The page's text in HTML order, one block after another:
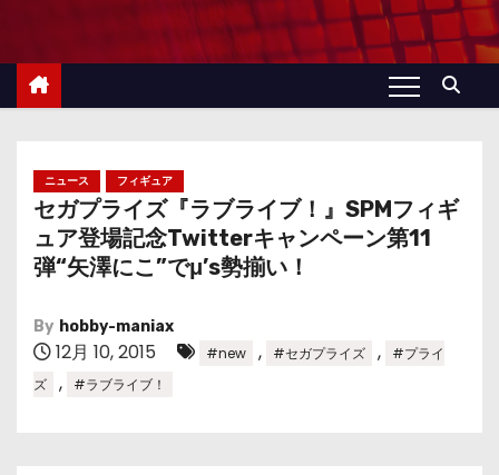
ニュース フィギュア
セガプライズ『ラブライブ！』SPMフィギ
ュア登場記念Twitterキャンペーン第11
弾“矢澤にこ”でμ’s勢揃い！
By hobby-maniax
12月 10, 2015 #new , #セガプライズ ,
#プライ
ズ
, #ラブライブ！